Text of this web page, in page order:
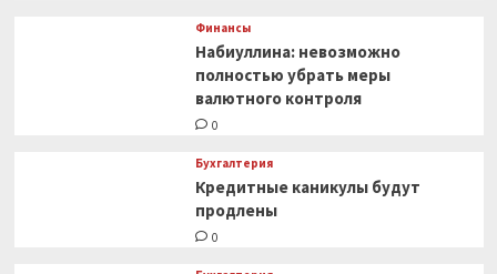
Финансы
Набиуллина: невозможно
полностью убрать меры
валютного контроля
0
Бухгалтерия
Кредитные каникулы будут
продлены
0